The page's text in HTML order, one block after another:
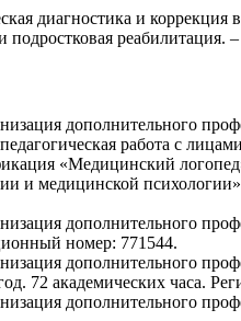
диагностика и
дополнительного
работа с
«Медицинский
медицинской психологии»
дополнительного
номер: 771544.
дополнительного
72 академических часа.
дополнительного